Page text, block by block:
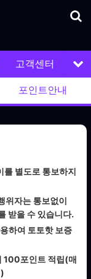
고객센터
포인트안내
를 별도로 통보하지
위자는 통보없이
받을 수 있습니다.
하여 토토핫 보증
100포인트 적립(매